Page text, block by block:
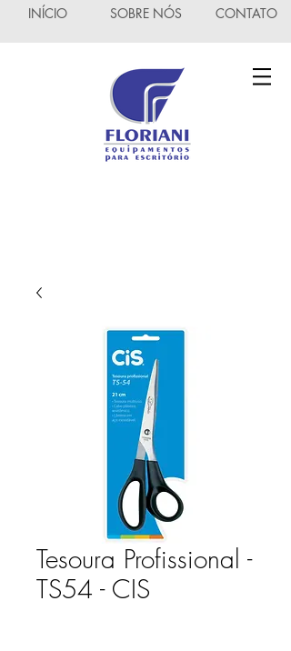
CONTATO
SOBRE NÓS
INÍCIO
Tesoura Profissional -
TS54 - CIS